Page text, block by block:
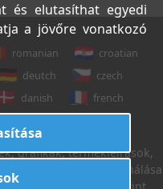
romanian
croatian
deutch
czech
danish
french
grafikák, termékleírások,
azok felhasználása
és elutasíthat egyedi
a jövőre vonatkozó